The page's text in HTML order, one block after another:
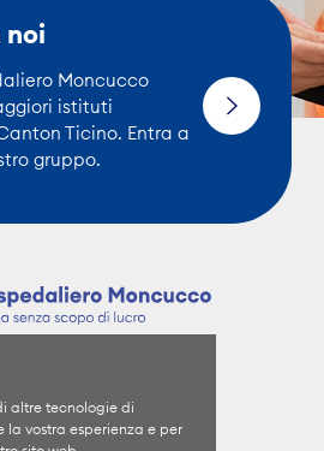
noi
Moncucco
istituti
Ticino. Entra a
gruppo.
I medici
altre tecnologie di
vostra esperienza e per